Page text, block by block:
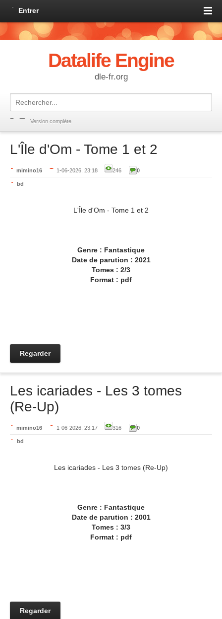
Entrer
Datalife Engine
dle-fr.org
Version complète
L'Île d'Om - Tome 1 et 2
mimino16 1-06-2026, 23:18 246 0
bd
L'Île d'Om - Tome 1 et 2
Genre : Fantastique
Date de parution : 2021
Tomes : 2/3
Format : pdf
Regarder
Les icariades - Les 3 tomes
(Re-Up)
mimino16 1-06-2026, 23:17 316 0
bd
Les icariades - Les 3 tomes (Re-Up)
Genre : Fantastique
Date de parution : 2001
Tomes : 3/3
Format : pdf
Regarder